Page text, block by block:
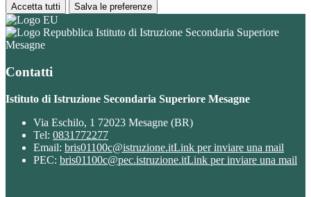
Accetta tutti Salva le preferenze
Istituto di Istruzione Secondaria Superiore
Mesagne
Contatti
Istituto di Istruzione Secondaria Superiore Mesagne
Via Eschilo, 1 72023 Mesagne (BR)
Tel: 0831772277
Email: bris01100c@istruzione.itLink per inviare una mail
PEC: bris01100c@pec.istruzione.itLink per inviare una mail